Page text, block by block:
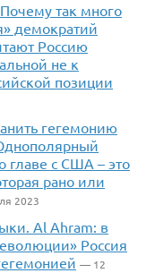
так много
демократий
Россию
не к
позиции
гегемонию
главе с США – это
рано или
2023
Al Ahram: в
Россия
— 12